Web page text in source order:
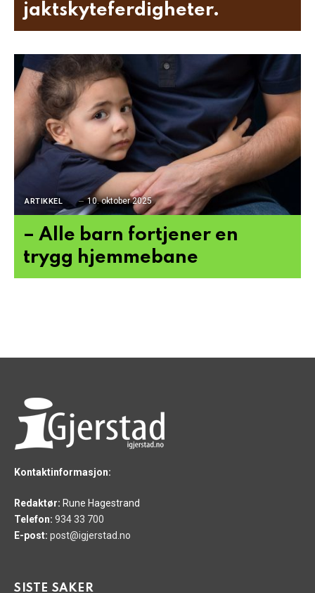
jaktskyteferdigheter.
ARTIKKEL 10. oktober 2025
– Alle barn fortjener en
trygg hjemmebane
Kontaktinformasjon:
Redaktør: Rune Hagestrand
Telefon: 934 33 700
E-post: post@igjerstad.no
SISTE SAKER